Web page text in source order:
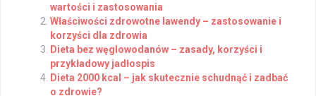
wartości i zastosowania
Właściwości zdrowotne lawendy – zastosowanie i
korzyści dla zdrowia
Dieta bez węglowodanów – zasady, korzyści i
przykładowy jadłospis
Dieta 2000 kcal – jak skutecznie schudnąć i zadbać
o zdrowie?